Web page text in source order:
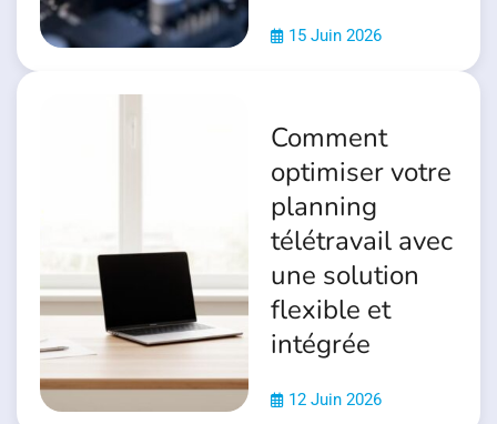
15 Juin 2026
Comment
optimiser votre
planning
télétravail avec
une solution
flexible et
intégrée
12 Juin 2026